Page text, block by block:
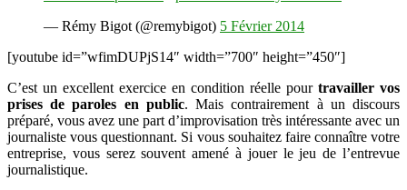
— Rémy Bigot (@remybigot) 5 Février 2014
[youtube id=”wfimDUPjS14″ width=”700″ height=”450″]
C’est un excellent exercice en condition réelle pour travailler vos
prises de paroles en public. Mais contrairement à un discours
préparé, vous avez une part d’improvisation très intéressante avec un
journaliste vous questionnant. Si vous souhaitez faire connaître votre
entreprise, vous serez souvent amené à jouer le jeu de l’entrevue
journalistique.